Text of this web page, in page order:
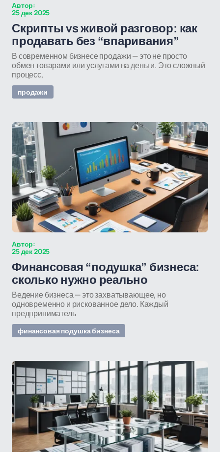
Автор:
25 дек 2025
Скрипты vs живой разговор: как
продавать без “впаривания”
В современном бизнесе продажи — это не просто
обмен товарами или услугами на деньги. Это сложный
процесс,
продажи
Автор:
25 дек 2025
Финансовая “подушка” бизнеса:
сколько нужно реально
Ведение бизнеса — это захватывающее, но
одновременно и рискованное дело. Каждый
предприниматель
финансовая подушка бизнеса